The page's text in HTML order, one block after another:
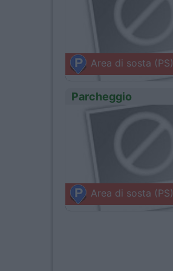
Area di sosta (PS)
Parcheggio
Area di sosta (PS)